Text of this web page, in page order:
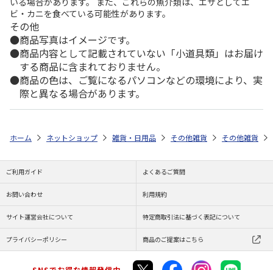
ビ・カニを食べている可能性があります。
その他
商品写真はイメージです。
商品内容として記載されていない「小道具類」はお届け
する商品に含まれておりません。
商品の色は、ご覧になるパソコンなどの環境により、実
際と異なる場合があります。
ホーム ネットショップ 雑貨・日用品 その他雑貨 その他雑貨
ご利用ガイド よくあるご質問
お問い合わせ 利用規約
サイト運営会社について 特定商取引法に基づく表記について
プライバシーポリシー 商品のご提案はこちら